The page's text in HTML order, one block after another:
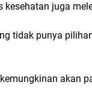
kesehatan juga
tidak punya
akan